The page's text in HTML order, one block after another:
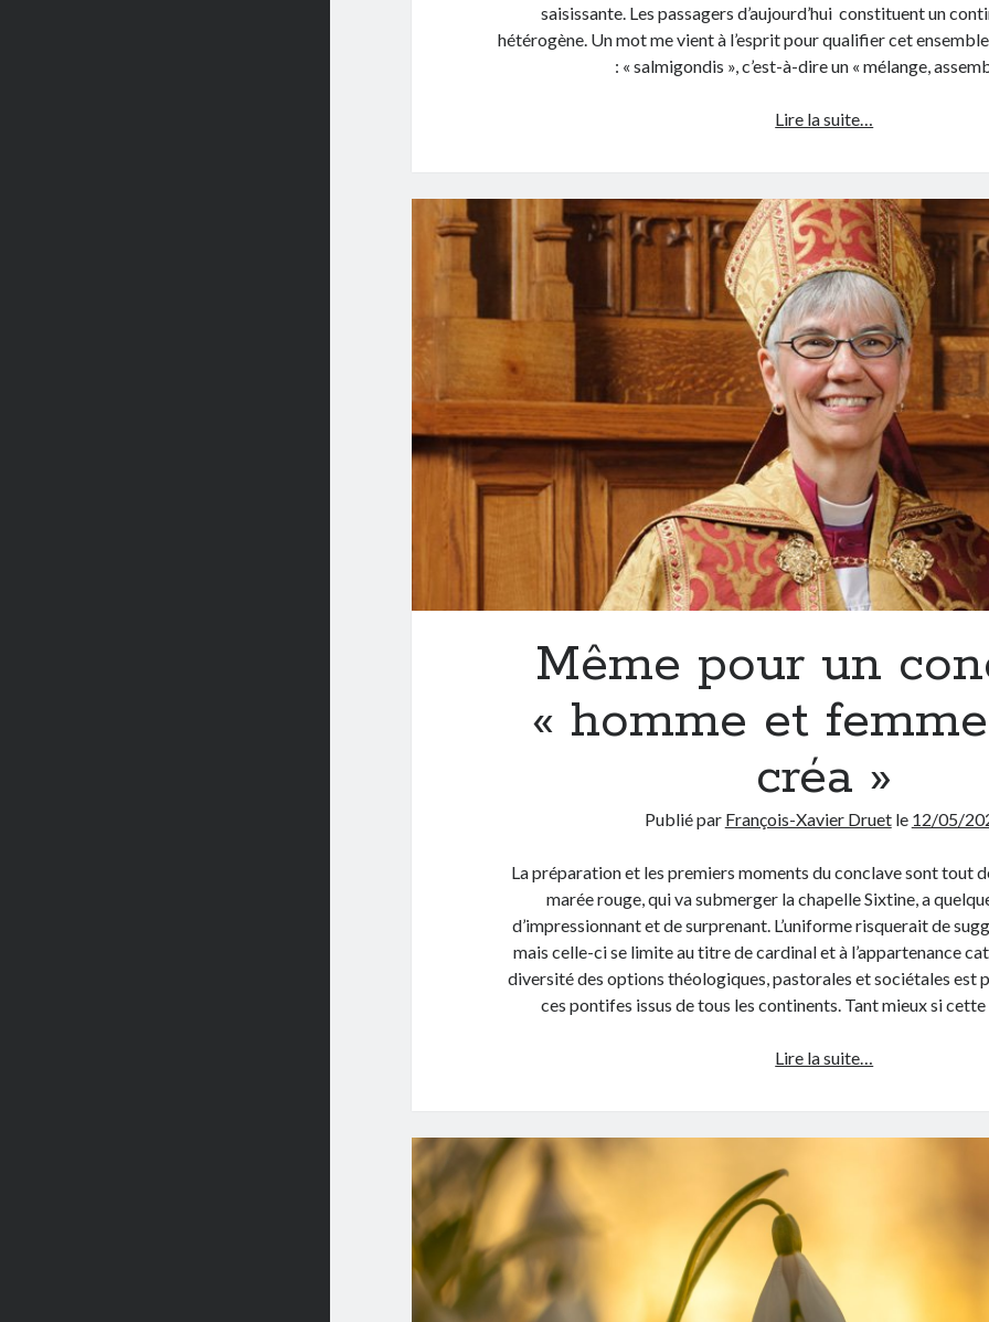
saisissante. Les passagers d’aujourd’hui constituent un
hétérogène. Un mot me vient à l’esprit pour qualifier cet
: « salmigondis », c’est-à-dire un « mélange,
Lire la suite…
bus,
paradigme
du
XXIe
siècle
Même pour un
« homme et
créa »
Publié par François-Xavier Druetle 12/05/
La préparation et les premiers moments du conclave sont tout
marée rouge, qui va submerger la chapelle Sixtine, a
d’impressionnant et de surprenant. L’uniforme risquerait de
mais celle-ci se limite au titre de cardinal et à l’appartenance
diversité des options théologiques, pastorales et sociétales est
ces pontifes issus de tous les continents. Tant mieux si
Lire la suite…
conclave,